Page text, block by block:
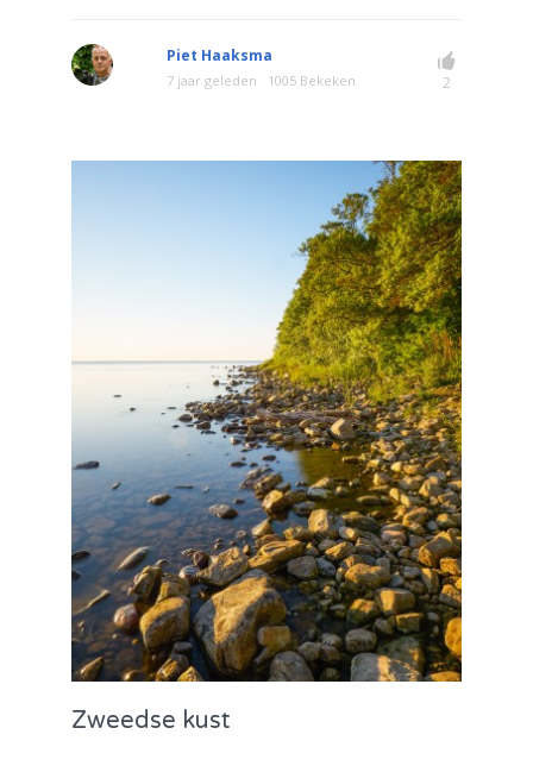
Piet Haaksma
7 jaar geleden 1005 Bekeken 2
Zweedse kust